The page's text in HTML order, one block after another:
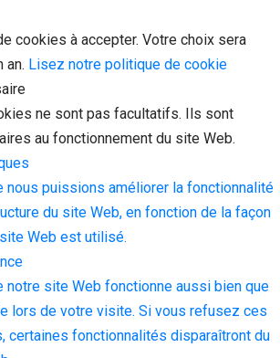
cookies à accepter. Votre choix sera
an. Lisez notre politique de cookie
ne sont pas facultatifs. Ils sont
au fonctionnement du site Web.
nous puissions améliorer la fonctionnalité
du site Web, en fonction de la façon
Web est utilisé.
notre site Web fonctionne aussi bien que
lors de votre visite. Si vous refusez ces
certaines fonctionnalités disparaîtront du